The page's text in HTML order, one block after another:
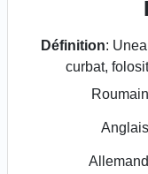
Définition:
curbat,